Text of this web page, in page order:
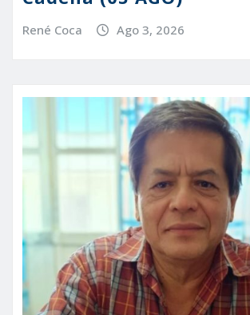
René Coca Ago 3, 2026